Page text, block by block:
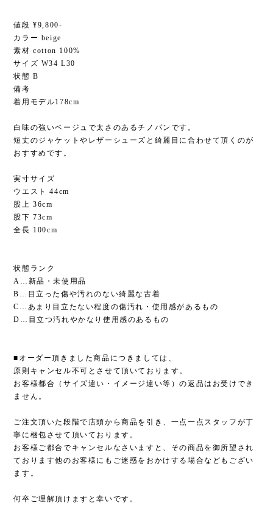
値段 ¥9,800-
カラー beige
素材 cotton 100%
サイズ W34 L30
状態 B
備考
着用モデル178cm
白味の強いベージュで太さのあるチノパンです。
短丈のジャケットやレザーシューズと綺麗目に合わせて頂くのが
おすすめです。
実寸サイズ
ウエスト 44cm
股上 36cm
股下 73cm
全長 100cm
状態ランク
A…新品・未使用品
B…目立った傷や汚れのない綺麗な古着
C…あまり目立たない程度の傷汚れ・使用感があるもの
D…目立つ汚れやかなり使用感のあるもの
■オーダー頂きました商品につきましては、
原則キャンセル不可とさせて頂いております。
お客様都合（サイズ違い・イメージ違い等）の返品はお受けでき
ません。
ご注文頂いた段階で店頭から商品を引き、一点一点スタッフが丁
寧に梱包させて頂いております。
お客様ご都合でキャンセルなさいますと、その商品を御所望され
ております他のお客様にもご迷惑をおかけする場合などもござい
ます。
何卒ご理解頂けますと幸いです。